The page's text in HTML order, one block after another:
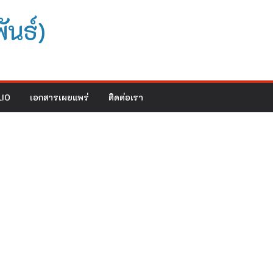
นธ์)
เอกสารเผยแพร่ ติดต่อเรา